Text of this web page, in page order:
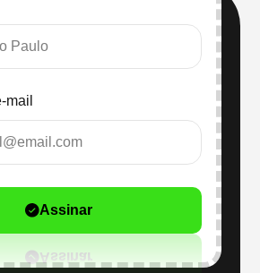
mail
Assinar